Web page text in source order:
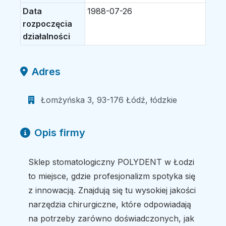
Data
rozpoczęcia
działalności
1988-07-26
Adres
Łomżyńska 3, 93-176 Łódź, łódzkie
Opis firmy
Sklep stomatologiczny POLYDENT w Łodzi
to miejsce, gdzie profesjonalizm spotyka się
z innowacją. Znajdują się tu wysokiej jakości
narzędzia chirurgiczne, które odpowiadają
na potrzeby zarówno doświadczonych, jak